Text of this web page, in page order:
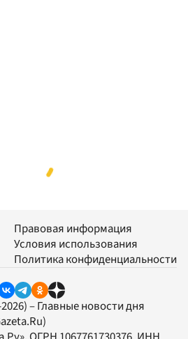
Правовая информация
Условия использования
Политика конфиденциальности
– Главные новости дня